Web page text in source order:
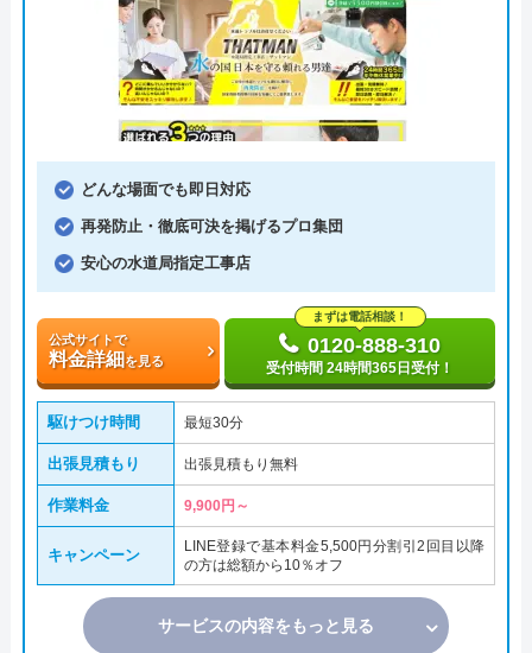
どんな場面でも即日対応
再発防止・徹底可決を掲げるプロ集団
安心の水道局指定工事店
公式サイトで
料金詳細を見る
まずは電話相談！
0120-888-310
受付時間 24時間365日受付！
駆けつけ時間 最短30分
出張見積もり 出張見積もり無料
作業料金 9,900円～
キャンペーン
LINE登録で基本料金5,500円分割引2回目以降
の方は総額から10％オフ
サービスの内容をもっと見る